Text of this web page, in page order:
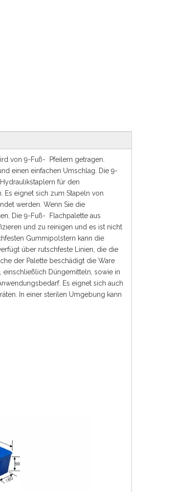
von 9-Fuß- Pfeilern getragen.
einen einfachen Umschlag. Die 9-
für den
Es eignet sich zum Stapeln von
werden. Wenn Sie die
Die 9-Fuß- Flachpalette aus
und zu reinigen und es ist nicht
Gummipolstern kann die
über rutschfeste Linien, die die
der Palette beschädigt die Ware
Düngemitteln, sowie in
Es eignet sich auch
In einer sterilen Umgebung kann